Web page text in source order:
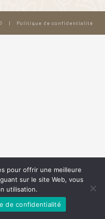
| Politique de confidentialité
pour offrir une meilleure
sur le site Web, vous
utilisation.
de confidentialité